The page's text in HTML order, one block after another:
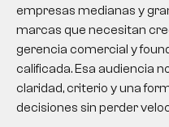
empresas medianas y
marcas que necesitan
gerencia comercial y
calificada. Esa audiencia
claridad, criterio y una
decisiones sin perder